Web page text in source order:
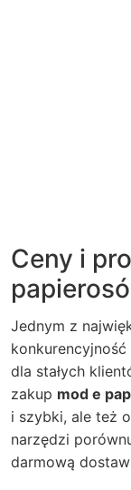
Ceny i
Jednym z
dla stałych
zakup mod e
i szybki, ale też
narzędzi
darmową